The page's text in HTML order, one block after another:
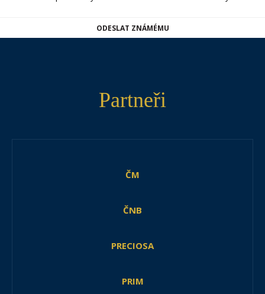
ODESLAT ZNÁMÉMU
Partneři
ČM
ČNB
PRECIOSA
PRIM